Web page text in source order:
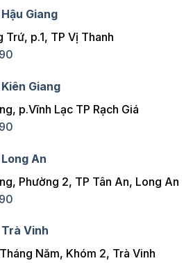
Giang
Trứ, p.1, TP Vị Thanh
Giang
p.Vĩnh Lạc TP Rạch Giá
An
Phường 2, TP Tân An, Long An
Vinh
Năm, Khóm 2, Trà Vinh